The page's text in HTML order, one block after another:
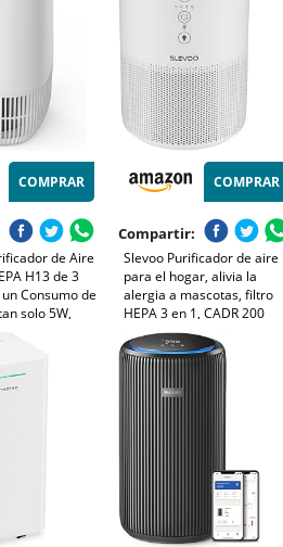
COMPRAR
de Aire
H13 de 3
Consumo de
solo 5W,
con
el Polen,
de
COMPRAR
Compartir:
Slevoo Purificador de aire
para el hogar, alivia la
alergia a mascotas, filtro
HEPA 3 en 1, CADR 200
m³/h, modo de suspensión,
elimina pelo de mascotas,
humo y olores, ahorro de
energía (Blanco)